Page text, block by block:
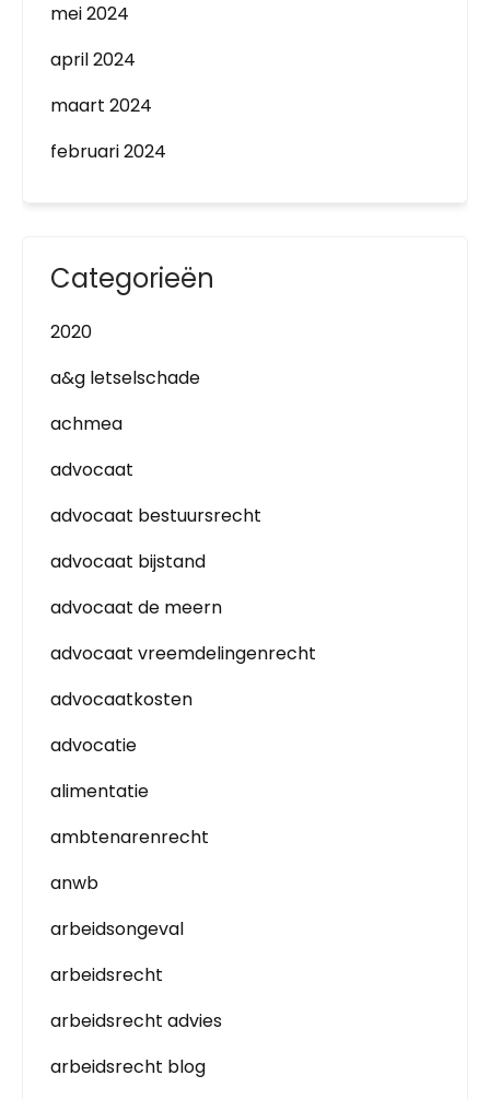
mei 2024
april 2024
maart 2024
februari 2024
Categorieën
2020
a&g letselschade
achmea
advocaat
advocaat bestuursrecht
advocaat bijstand
advocaat de meern
advocaat vreemdelingenrecht
advocaatkosten
advocatie
alimentatie
ambtenarenrecht
anwb
arbeidsongeval
arbeidsrecht
arbeidsrecht advies
arbeidsrecht blog